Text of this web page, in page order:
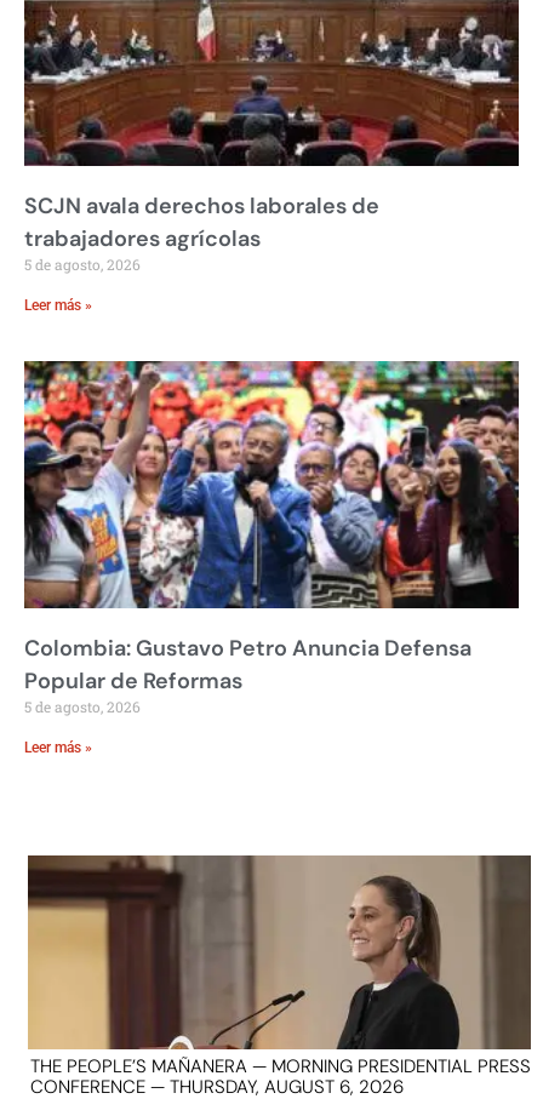
SCJN avala derechos laborales de
trabajadores agrícolas
5 de agosto, 2026
Leer más »
Colombia: Gustavo Petro Anuncia Defensa
Popular de Reformas
5 de agosto, 2026
Leer más »
THE PEOPLE’S MAÑANERA — MORNING PRESIDENTIAL PRESS
CONFERENCE — THURSDAY, AUGUST 6, 2026